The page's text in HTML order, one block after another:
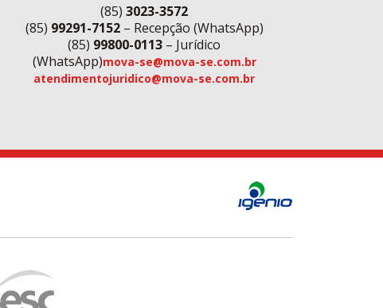
(85) 3023-3572
(85) 99291-7152– Recepção (WhatsApp)
(85) 99800-0113 – Jurídico
(WhatsApp)mova-se@mova-se.com.br
atendimentojuridico@mova-se.com.br